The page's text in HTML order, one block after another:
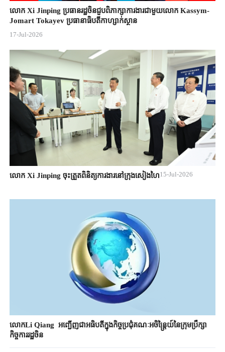
លោក Xi Jinping ប្រធានរដ្ឋចិន​ជួបពិភាក្សា​ការងារជាមួយ​លោក Kassym-
Jomart ​Tokayev ​ប្រធានាធិបតី​កាហ្សាក់ស្ថាន​
17-Jul-2026
លោក Xi Jinping ចុះត្រួតពិនិត្យការងារនៅក្រុងសៀងហៃ15-Jul-2026
លោកLi Qiang ​ ​អញ្ជើញជាអធិបតីក្នុងកិច្ចប្រជុំគណៈអចិន្ត្រៃយ៍​នៃ​​ក្រុមប្រឹក្សា
កិច្ចការ​រដ្ឋចិន​